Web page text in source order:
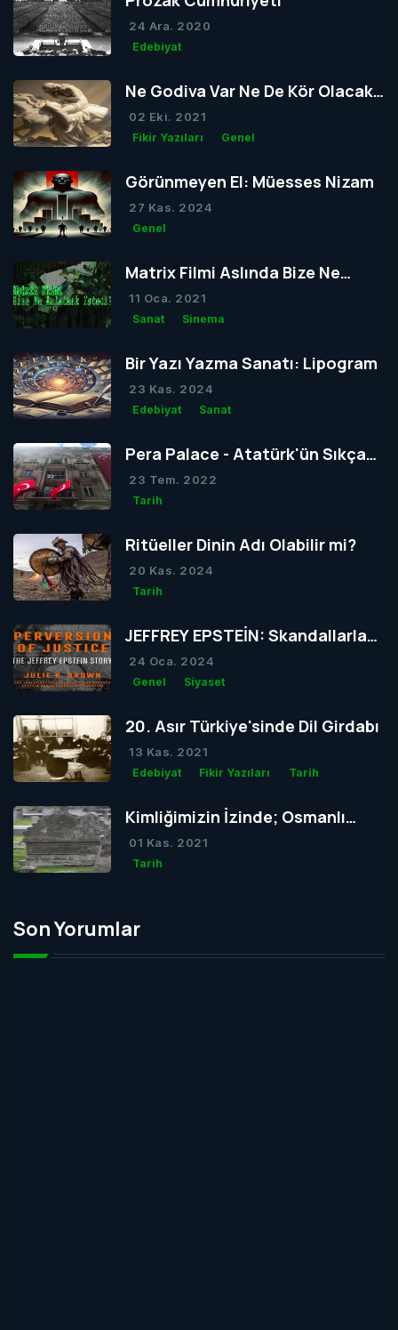
24 Ara. 2020
Edebiyat
Ne Godiva Var Ne De Kör Olacak
Tom
02 Eki. 2021
Fikir Yazıları Genel
Görünmeyen El: Müesses Nizam
27 Kas. 2024
Genel
Matrix Filmi Aslında Bize Ne
Anlatmak İstedi?
11 Oca. 2021
Sanat Sinema
Bir Yazı Yazma Sanatı: Lipogram
23 Kas. 2024
Edebiyat Sanat
Pera Palace - Atatürk'ün Sıkça
Konakladığı Otel
23 Tem. 2022
Tarih
Ritüeller Dinin Adı Olabilir mi?
20 Kas. 2024
Tarih
JEFFREY EPSTEİN: Skandallarla
Dolu Bir Hayatın Ardındaki Gizem
24 Oca. 2024
Genel Siyaset
20. Asır Türkiye'sinde Dil Girdabı
13 Kas. 2021
Edebiyat Fikir Yazıları Tarih
Kimliğimizin İzinde; Osmanlı
Mezar Taşları
01 Kas. 2021
Tarih
Son Yorumlar